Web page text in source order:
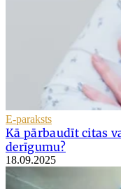
E-paraksts
Kā pārbaudīt citas
derīgumu?
18.09.2025